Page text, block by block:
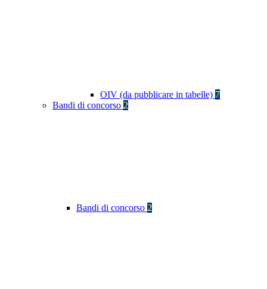
OIV (da pubblicare in tabelle) 7
Bandi di concorso 2
Bandi di concorso 2